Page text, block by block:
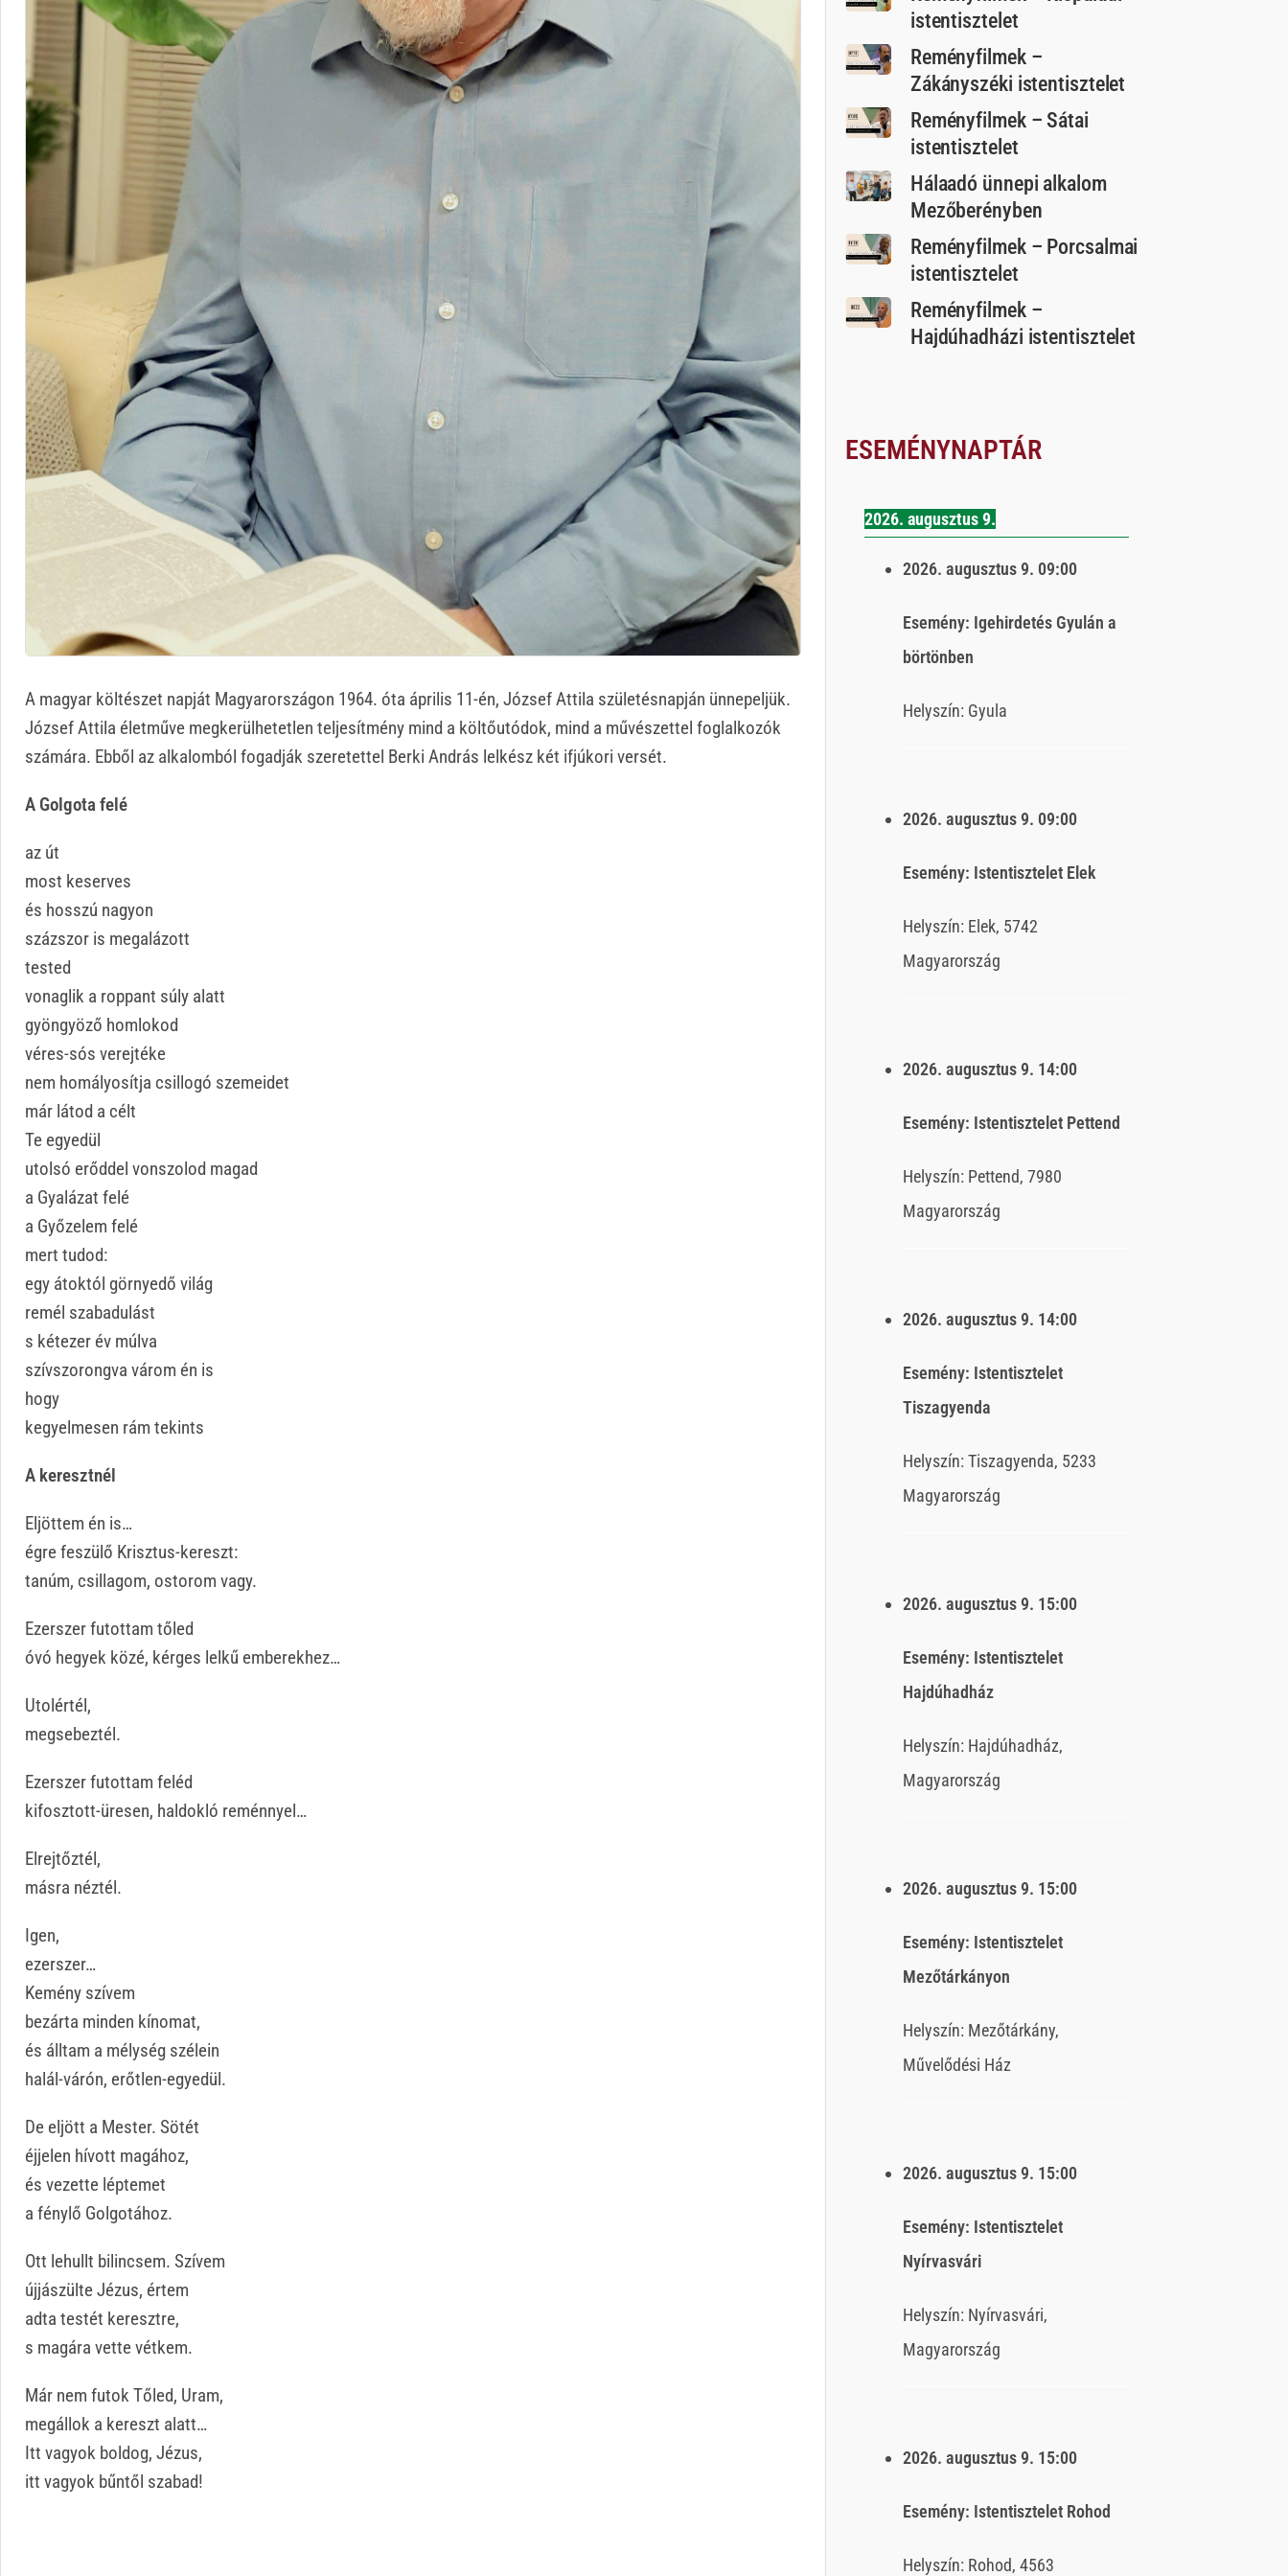
A magyar költészet napját Magyarországon 1964. óta április 11-én, József Attila születésnapján ünnepeljük.
József Attila életműve megkerülhetetlen teljesítmény mind a költőutódok, mind a művészettel foglalkozók
számára. Ebből az alkalomból fogadják szeretettel Berki András lelkész két ifjúkori versét.
A Golgota felé
az út
most keserves
és hosszú nagyon
százszor is megalázott
tested
vonaglik a roppant súly alatt
gyöngyöző homlokod
véres-sós verejtéke
nem homályosítja csillogó szemeidet
már látod a célt
Te egyedül
utolsó erőddel vonszolod magad
a Gyalázat felé
a Győzelem felé
mert tudod:
egy átoktól görnyedő világ
remél szabadulást
s kétezer év múlva
szívszorongva várom én is
hogy
kegyelmesen rám tekints
A keresztnél
Eljöttem én is…
égre feszülő Krisztus-kereszt:
tanúm, csillagom, ostorom vagy.
Ezerszer futottam tőled
óvó hegyek közé, kérges lelkű emberekhez…
Utolértél,
megsebeztél.
Ezerszer futottam feléd
kifosztott-üresen, haldokló reménnyel…
Elrejtőztél,
másra néztél.
Igen,
ezerszer…
Kemény szívem
bezárta minden kínomat,
és álltam a mélység szélein
halál-várón, erőtlen-egyedül.
De eljött a Mester. Sötét
éjjelen hívott magához,
és vezette léptemet
a fénylő Golgotához.
Ott lehullt bilincsem. Szívem
újjászülte Jézus, értem
adta testét keresztre,
s magára vette vétkem.
Már nem futok Tőled, Uram,
megállok a kereszt alatt…
Itt vagyok boldog, Jézus,
itt vagyok bűntől szabad!
istentisztelet
Reményfilmek –
Zákányszéki istentisztelet
Reményfilmek – Sátai
istentisztelet
Hálaadó ünnepi alkalom
Mezőberényben
Reményfilmek – Porcsalmai
istentisztelet
Reményfilmek –
Hajdúhadházi istentisztelet
ESEMÉNYNAPTÁR
2026. augusztus 9.
2026. augusztus 9. 09:00
Esemény: Igehirdetés Gyulán a
börtönben
Helyszín: Gyula
2026. augusztus 9. 09:00
Esemény: Istentisztelet Elek
Helyszín: Elek, 5742
Magyarország
2026. augusztus 9. 14:00
Esemény: Istentisztelet Pettend
Helyszín: Pettend, 7980
Magyarország
2026. augusztus 9. 14:00
Esemény: Istentisztelet
Tiszagyenda
Helyszín:Tiszagyenda, 5233
Magyarország
2026. augusztus 9. 15:00
Esemény: Istentisztelet
Hajdúhadház
Helyszín: Hajdúhadház,
Magyarország
2026. augusztus 9. 15:00
Esemény: Istentisztelet
Mezőtárkányon
Helyszín: Mezőtárkány,
Művelődési Ház
2026. augusztus 9. 15:00
Esemény: Istentisztelet
Nyírvasvári
Helyszín: Nyírvasvári,
Magyarország
2026. augusztus 9. 15:00
Esemény: Istentisztelet Rohod
Helyszín: Rohod, 4563